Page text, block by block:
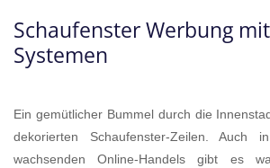
Schaufenster Werbung
Systemen
Ein gemütlicher Bummel durch die
dekorierten Schaufenster-Zeilen. Auch
wachsenden Online-Handels gibt es